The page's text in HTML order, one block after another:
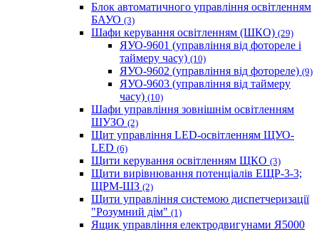
Блок автоматичного управління освітленням
БАУО (3)
Шафи керування освітленням (ШКО) (29)
ЯУО-9601 (управління від фотореле і
таймеру часу) (10)
ЯУО-9602 (управління від фотореле) (9)
ЯУО-9603 (управління від таймеру
часу) (10)
Шафи управління зовнішнім освітленням
ШУЗО (2)
Щит управління LED-освітленням ЩУО-
LED (6)
Щити керування освітленням ЩКО (3)
Щити вирівнювання потенціалів ЕЩР-3-3;
ЩРМ-ШЗ (2)
Щити управління системою диспетчеризації
"Розумний дім" (1)
Ящик управління електродвигунами Я5000